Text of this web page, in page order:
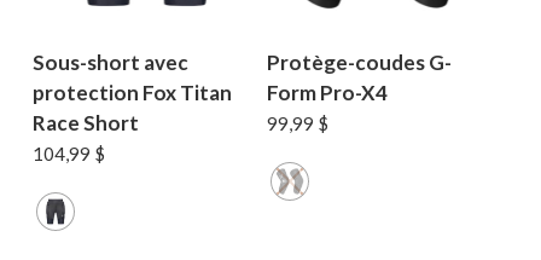
Sous-short avec
protection Fox Titan
Race Short
104,99 $
Protège-coudes G-
Form Pro-X4
99,99 $